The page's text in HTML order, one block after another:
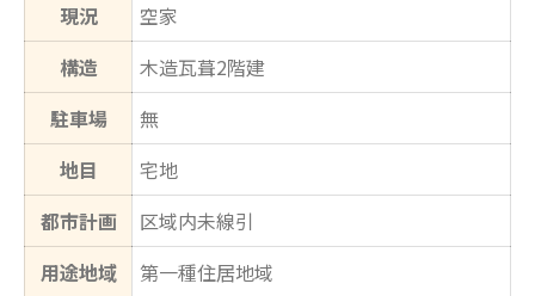
現況
空家
構造
木造瓦葺2階建
駐車場
無
地目
宅地
都市計画
区域内未線引
用途地域
第一種住居地域